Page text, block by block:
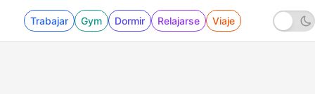
Trabajar Gym Dormir Relajarse Viaje